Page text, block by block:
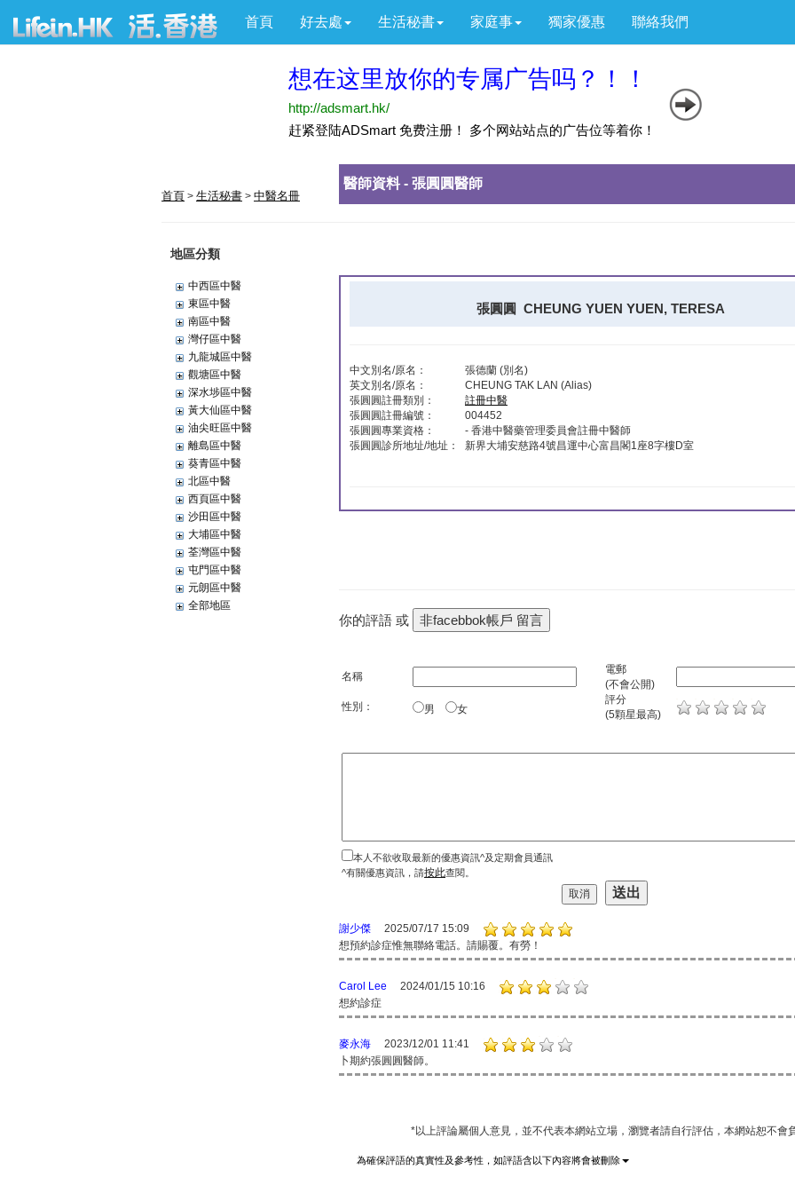
首頁 好去處 生活秘書 家庭事 獨家優惠 聯絡我們
首頁 > 生活秘書 > 中醫名冊
地區分類
中西區中醫
東區中醫
南區中醫
灣仔區中醫
九龍城區中醫
觀塘區中醫
深水埗區中醫
黃大仙區中醫
油尖旺區中醫
離島區中醫
葵青區中醫
北區中醫
西頁區中醫
沙田區中醫
大埔區中醫
荃灣區中醫
屯門區中醫
元朗區中醫
全部地區
醫師資料 - 張圓圓醫師
張圓圓 CHEUNG YUEN YUEN, TERESA
中文別名/原名：
張德蘭 (別名)
英文別名/原名：
CHEUNG TAK LAN (Alias)
張圓圓註冊類別：
註冊中醫
張圓圓註冊編號：
004452
張圓圓專業資格：
- 香港中醫藥管理委員會註冊中醫師
張圓圓診所地址/地址：
新界大埔安慈路4號昌運中心富昌閣1座8字樓D室
你的評語 或
名稱
電郵
(不會公開)
性別：
男 女
評分
(5顆星最高)
本人不欲收取最新的優惠資訊^及定期會員通訊
^有關優惠資訊，請按此查閱。
謝少傑
2025/07/17 15:09
想預約診症惟無聯絡電話。請賜覆。有勞！
Carol Lee
2024/01/15 10:16
想約診症
麥永海
2023/12/01 11:41
卜期約張圓圓醫師。
*以上評論屬個人意見，並不代表本網站立場，瀏覽者請自行評估，本網站恕不會
為確保評語的真實性及參考性，如評語含以下內容將會被刪除